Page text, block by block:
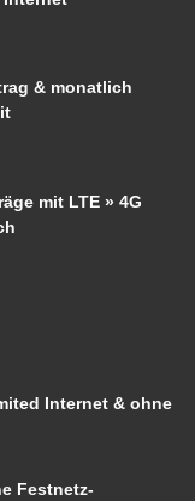
& monatlich
mit LTE » 4G
Internet & ohne
Festnetz-